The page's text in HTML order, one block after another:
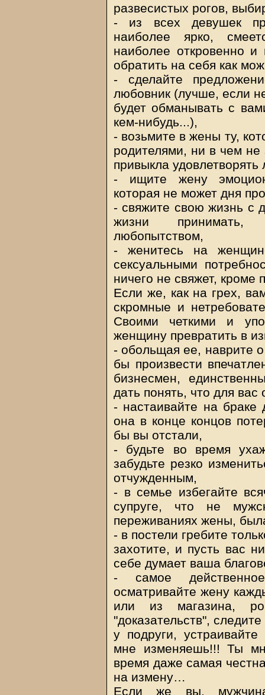
развесистых рогов,
- из всех девушек
наиболее ярко,
наиболее откровенно
обратить на себя как
- сделайте
любовник (лучше, если
будет обманывать с
кем-нибудь...),
- возьмите в жены ту,
родителями, ни в чем не
привыкла
- ищите жену
которая не может дня
- cвяжите свою жизнь с
жизни принимать,
любопытством,
- женитесь на
сексуальными
ничего не свяжет, кроме
Если же, как на грех,
скромные и
Своими четкими и
женщину превратить в
- обольщая ее, наврите
бы произвести
бизнесмен,
дать понять, что для
- настаивайте на
она в конце концов
бы вы отстали,
- будьте во время
забудьте резко
отчужденным,
- в семье избегайте
супруге, что не
переживаниях жены,
- в постели гребите
захотите, и пусть вас
себе думает ваша
- самое
осматривайте жену
или из магазина,
"доказательств",
у подруги,
мне изменяешь!!! Ты
время даже самая
на измену…
Если же вы,